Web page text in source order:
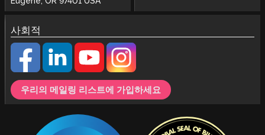
사회적
우리의 메일링 리스트에 가입하세요